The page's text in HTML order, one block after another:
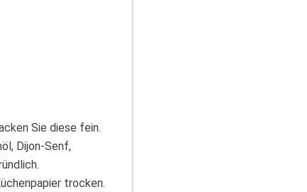
Sie diese fein.
Dijon-Senf,
trocken.